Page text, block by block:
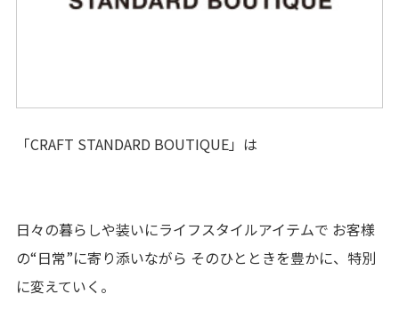
イベントスペースご利用案内
ご利用規約
プライバシーポリシー
「CRAFT STANDARD BOUTIQUE」は
日々の暮らしや装いにライフスタイルアイテムで お客様
の“日常”に寄り添いながら そのひとときを豊かに、特別
に変えていく。